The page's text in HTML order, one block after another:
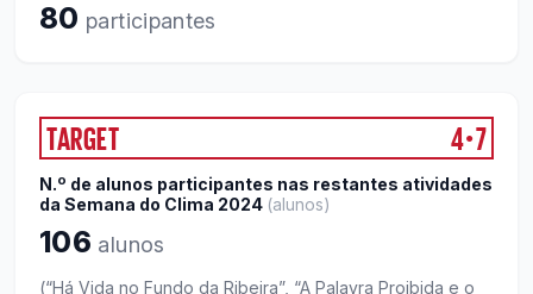
80 participantes
TARGET 4●7
N.º de alunos participantes nas restantes atividades
da Semana do Clima 2024 (alunos)
106 alunos
(“Há Vida no Fundo da Ribeira”, “A Palavra Proibida e o